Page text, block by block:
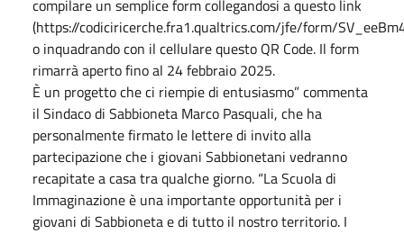
compilare un semplice form collegandosi a questo link
(https://codiciricerche.fra1.qualtrics.com/jfe/form/
o inquadrando con il cellulare questo QR Code. Il form
rimarrà aperto fino al 24 febbraio 2025.
È un progetto che ci riempie di entusiasmo” commenta
il Sindaco di Sabbioneta Marco Pasquali, che ha
personalmente firmato le lettere di invito alla
partecipazione che i giovani Sabbionetani vedranno
recapitate a casa tra qualche giorno. “La Scuola di
Immaginazione è una importante opportunità per i
giovani di Sabbioneta e di tutto il nostro territorio. I